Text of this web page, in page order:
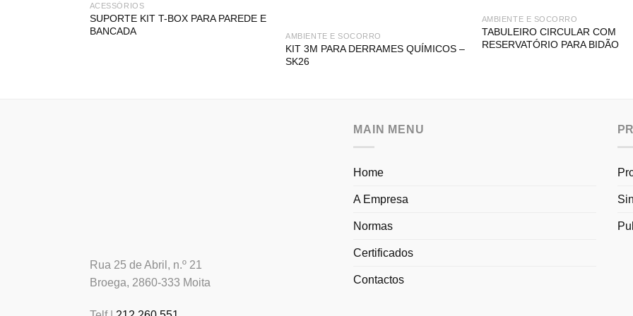
ACESSÓRIOS
SUPORTE KIT T-BOX PARA PAREDE E
BANCADA
AMBIENTE E SOCORRO
KIT 3M PARA DERRAMES QUÍMICOS –
SK26
AMBIENTE E SOCORRO
TABULEIRO CIRCULAR COM
RESERVATÓRIO PARA BIDÃO
Rua 25 de Abril, n.º 21
Broega, 2860-333 Moita
MAIN MENU
Home
A Empresa
Normas
Certificados
Contactos